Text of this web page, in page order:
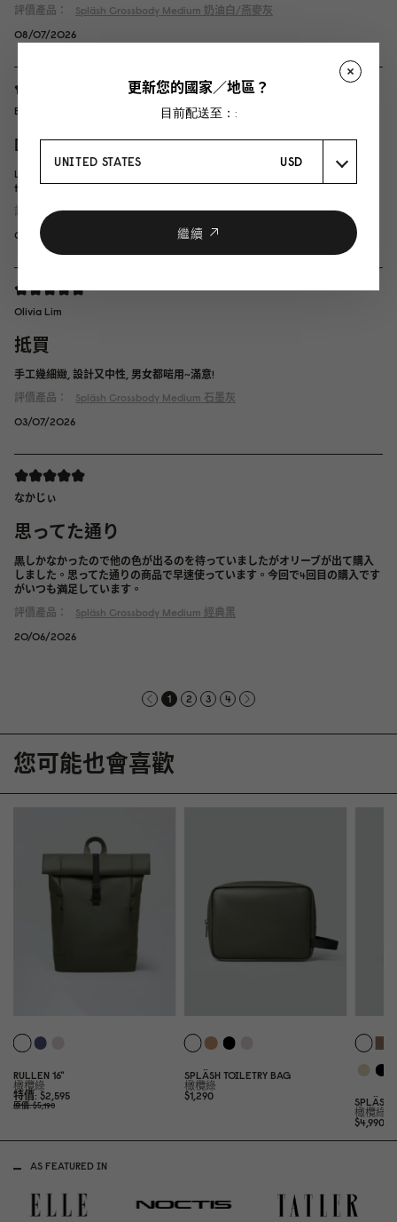
評價產品： Spläsh Crossbody Medium 奶油白/燕麥灰
08/07/2026
Benhamida
Dommage
Le produit n'étais pas disponible j'aurais dû attendre un mois mais on m'a
trouver une solution je recommanderais plus tard
評價產品： Spläsh Crossbody Medium經典黑
04/07/2026
Olivia Lim
抵買
手工幾細緻, 設計又中性, 男女都啱用~滿意!
評價產品：
Spläsh Crossbody Medium 石墨灰
03/07/2026
なかじぃ
思ってた通り
黒しかなかったので他の色が出るのを待っていましたがオリーブが出て購入
しました。思ってた通りの商品で早速使っています。今回で4回目の購入です
がいつも満足しています。
評價產品：
Spläsh Crossbody Medium 經典黑
20/06/2026
1 2 3 4
您可能也會喜歡
RULLEN 16"
橄欖綠
特價 $2,595
原價 $5,190
SPLÄSH TOILETRY BAG
橄欖綠
$1,290
SPLÄSH
橄欖綠
$4,990
AS FEATURED IN
更新您的國家／地區？
目前配送至：:
UNITED STATES USD
繼續